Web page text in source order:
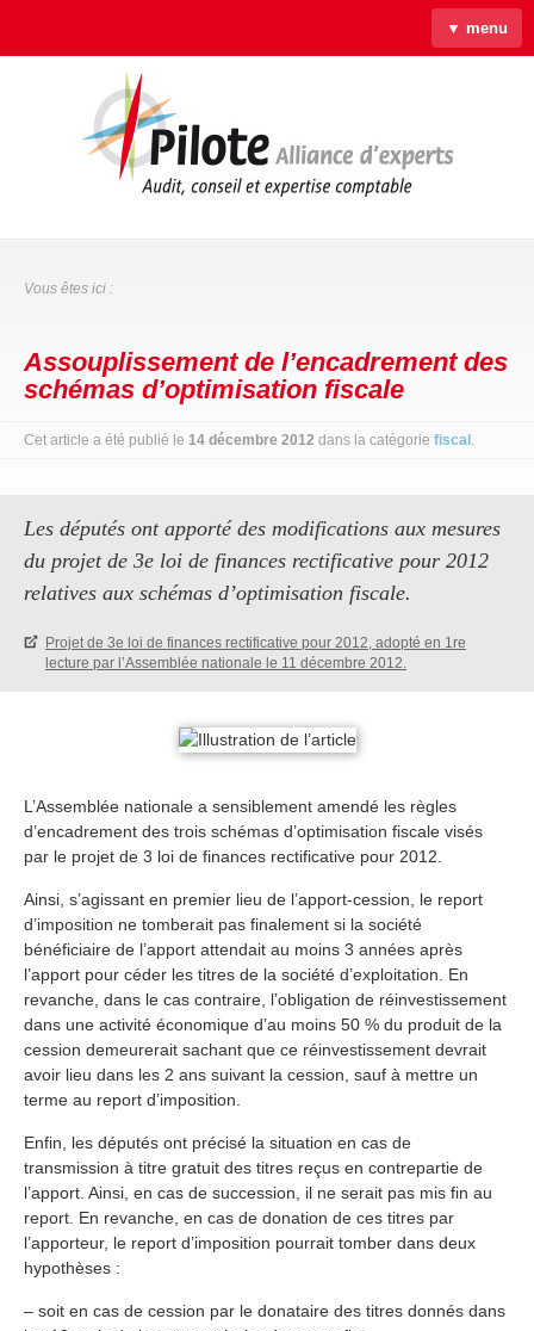
▼ menu
Vous êtes ici :
Assouplissement de l’encadrement des
schémas d’optimisation fiscale
Cet article a été publié le 14 décembre 2012 dans la catégorie fiscal .
Les députés ont apporté des modifications aux mesures
du projet de 3e loi de finances rectificative pour 2012
relatives aux schémas d’optimisation fiscale.
Projet de 3e loi de finances rectificative pour 2012, adopté en 1re
lecture par l’Assemblée nationale le 11 décembre 2012.
L’Assemblée nationale a sensiblement amendé les règles
d’encadrement des trois schémas d’optimisation fiscale visés
par le projet de 3 loi de finances rectificative pour 2012.
Ainsi, s’agissant en premier lieu de l’apport-cession, le report
d’imposition ne tomberait pas finalement si la société
bénéficiaire de l’apport attendait au moins 3 années après
l’apport pour céder les titres de la société d’exploitation. En
revanche, dans le cas contraire, l’obligation de réinvestissement
dans une activité économique d’au moins 50 % du produit de la
cession demeurerait sachant que ce réinvestissement devrait
avoir lieu dans les 2 ans suivant la cession, sauf à mettre un
terme au report d’imposition.
Enfin, les députés ont précisé la situation en cas de
transmission à titre gratuit des titres reçus en contrepartie de
l’apport. Ainsi, en cas de succession, il ne serait pas mis fin au
report. En revanche, en cas de donation de ces titres par
l’apporteur, le report d’imposition pourrait tomber dans deux
hypothèses :
– soit en cas de cession par le donataire des titres donnés dans